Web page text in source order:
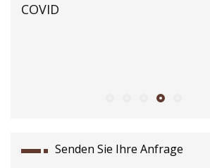
Die Fanunterstützung muss für
Senden Sie Ihre Anfrage